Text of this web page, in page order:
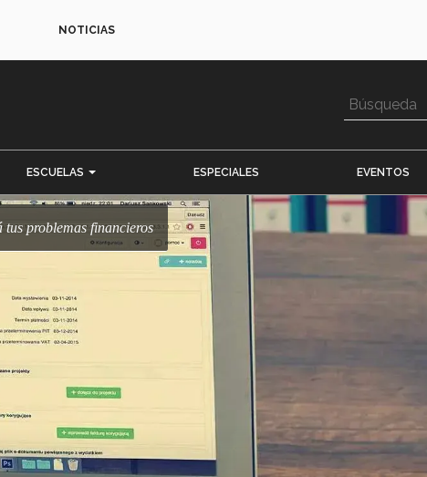
NOTICIAS
ESCUELAS ESPECIALES EVENTOS
tus problemas financieros